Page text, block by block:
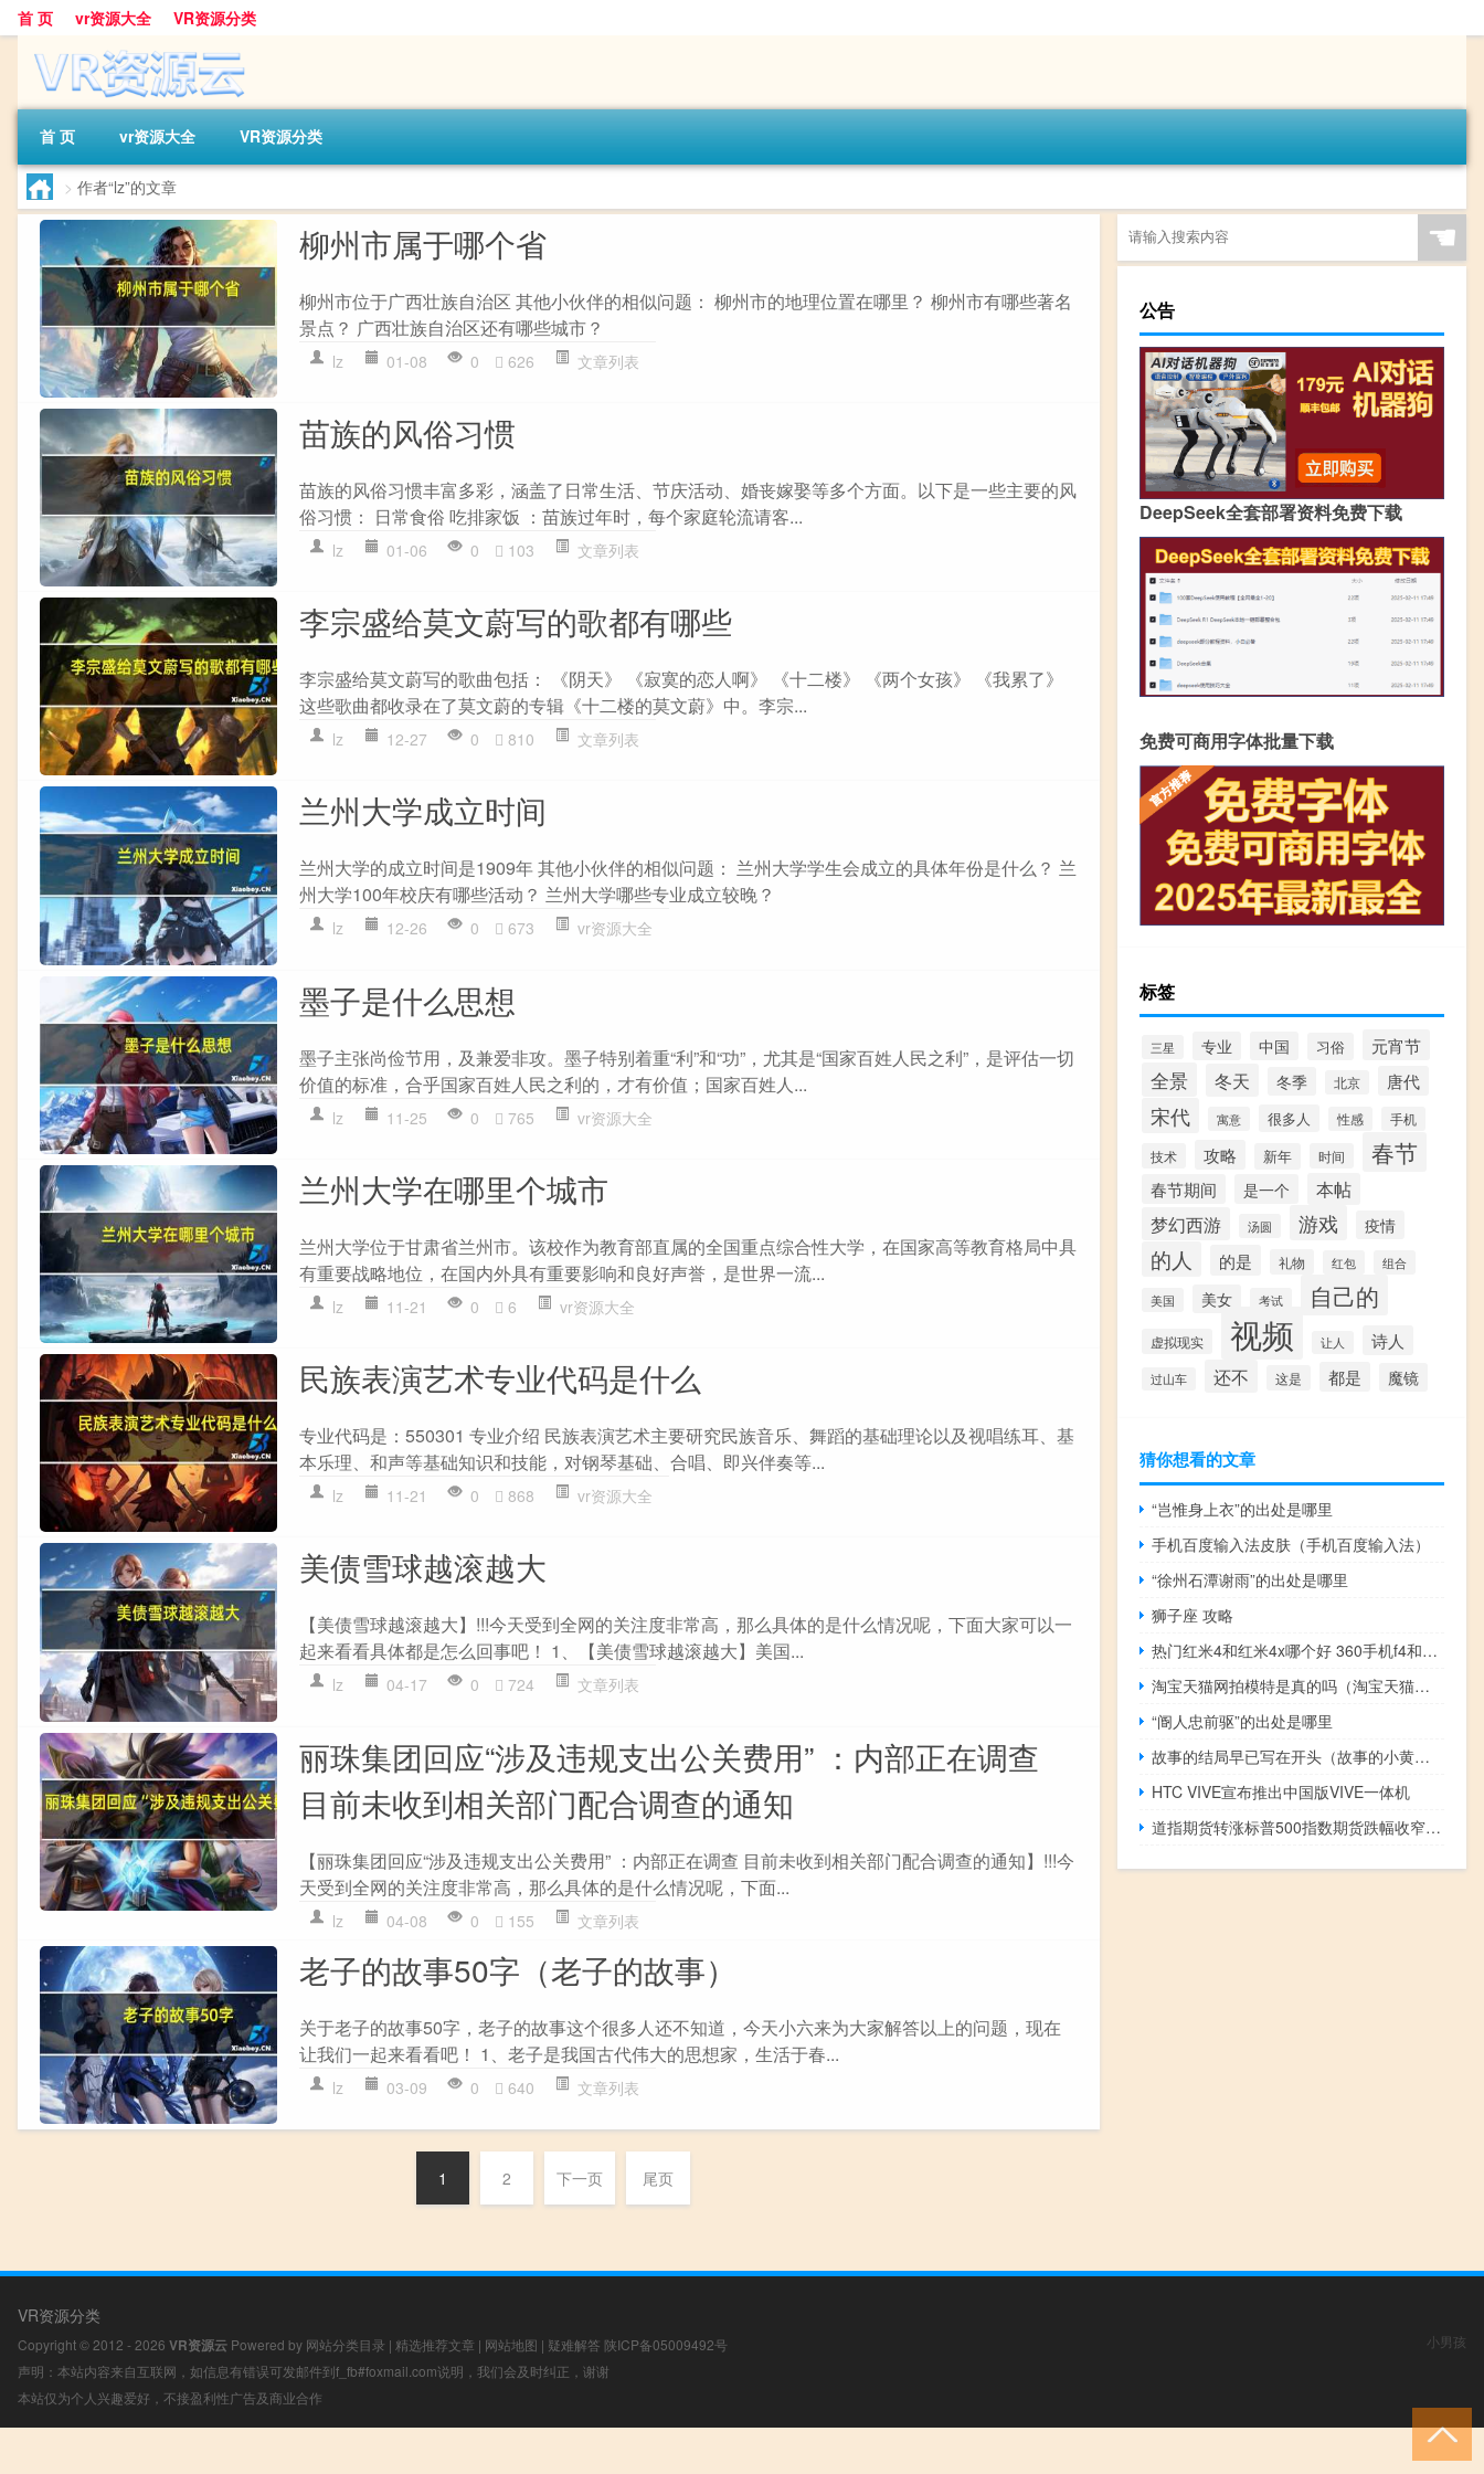
首 页 vr资源大全 VR资源分类
首 页 vr资源大全 VR资源分类
> 作者“lz”的文章
柳州市属于哪个省
柳州市位于广西壮族自治区 其他小伙伴的相似问题： 柳州市的地理位置在哪里？ 柳州市有哪些著名
景点？ 广西壮族自治区还有哪些城市？
lz 01-08 0 626 文章列表
苗族的风俗习惯
苗族的风俗习惯丰富多彩，涵盖了日常生活、节庆活动、婚丧嫁娶等多个方面。以下是一些主要的风
俗习惯： 日常食俗 吃排家饭 ：苗族过年时，每个家庭轮流请客...
lz 01-06 0 103 文章列表
李宗盛给莫文蔚写的歌都有哪些
李宗盛给莫文蔚写的歌曲包括： 《阴天》 《寂寞的恋人啊》 《十二楼》 《两个女孩》 《我累了》
这些歌曲都收录在了莫文蔚的专辑《十二楼的莫文蔚》中。李宗...
lz 12-27 0 810 文章列表
兰州大学成立时间
兰州大学的成立时间是1909年 其他小伙伴的相似问题： 兰州大学学生会成立的具体年份是什么？ 兰
州大学100年校庆有哪些活动？ 兰州大学哪些专业成立较晚？
lz 12-26 0 673 vr资源大全
墨子是什么思想
墨子主张尚俭节用，及兼爱非攻。墨子特别着重“利”和“功”，尤其是“国家百姓人民之利”，是评估一切
价值的标准，合乎国家百姓人民之利的，才有价值；国家百姓人...
lz 11-25 0 765 vr资源大全
兰州大学在哪里个城市
兰州大学位于甘肃省兰州市。该校作为教育部直属的全国重点综合性大学，在国家高等教育格局中具
有重要战略地位，在国内外具有重要影响和良好声誉，是世界一流...
lz 11-21 0 6 vr资源大全
民族表演艺术专业代码是什么
专业代码是：550301 专业介绍 民族表演艺术主要研究民族音乐、舞蹈的基础理论以及视唱练耳、基
本乐理、和声等基础知识和技能，对钢琴基础、合唱、即兴伴奏等...
lz 11-21 0 868 vr资源大全
美债雪球越滚越大
【美债雪球越滚越大】!!!今天受到全网的关注度非常高，那么具体的是什么情况呢，下面大家可以一
起来看看具体都是怎么回事吧！ 1、【美债雪球越滚越大】美国...
lz 04-17 0 724 文章列表
丽珠集团回应“涉及违规支出公关费用” ：内部正在调查
目前未收到相关部门配合调查的通知
【丽珠集团回应“涉及违规支出公关费用” ：内部正在调查 目前未收到相关部门配合调查的通知】!!!今
天受到全网的关注度非常高，那么具体的是什么情况呢，下面...
lz 04-08 0 155 文章列表
老子的故事50字（老子的故事）
关于老子的故事50字，老子的故事这个很多人还不知道，今天小六来为大家解答以上的问题，现在
让我们一起来看看吧！ 1、老子是我国古代伟大的思想家，生活于春...
lz 03-09 0 640 文章列表
1 2 下一页 尾页
☚
公告
DeepSeek全套部署资料免费下载
免费可商用字体批量下载
标签
三星 专业 中国 习俗 元宵节
全景 冬天 冬季 北京 唐代
宋代 寓意 很多人 性感 手机
技术 攻略 新年 时间 春节
春节期间 是一个 本帖
梦幻西游 汤圆 游戏 疫情
的人 的是 礼物 红包 组合
美国 美女 考试 自己的
虚拟现实 视频 让人 诗人
过山车 还不 这是 都是 魔镜
猜你想看的文章
“岂惟身上衣”的出处是哪里
手机百度输入法皮肤（手机百度输入法）
“徐州石潭谢雨”的出处是哪里
狮子座 攻略
热门红米4和红米4x哪个好 360手机f4和魅惑蓝金属哪个好？
淘宝天猫网拍模特是真的吗（淘宝天猫网）
“阍人忠前驱”的出处是哪里
故事的结局早已写在开头（故事的小黄花）
HTC VIVE宣布推出中国版VIVE一体机
道指期货转涨标普500指数期货跌幅收窄至0.09%纳指期货跌幅收窄至0.22%此前美联储理事沃勒称数据表明不急于采取行动
VR资源分类
Copyright © 2012 - 2026 VR资源云 Powered by 网站分类目录 | 精选推荐文章 | 网站地图 | 疑难解答 陕ICP备05009492号
声明：本站内容来自互联网，如信息有错误可发邮件到f_fb#foxmail.com说明，我们会及时纠正，谢谢
本站仅为个人兴趣爱好，不接盈利性广告及商业合作
小男孩